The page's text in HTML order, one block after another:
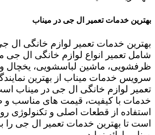
بهترین خدمات تعمیر ال جی در میناب
بهترین خدمات تعمیر لوازم خانگی ال
شامل تعمیر انواع لوازم خانگی ال جی
ظرفشویی، ماشین لباسشویی، یخچال
سرویس خدمات میناب از بهترین
تعمیر لوازم خانگی ال جی در میناب است
خدمات با کیفیت، قیمت های مناسب
استفاده از قطعات اصلی و تکنولوژی
است تا بهترین خدمات تعمیر ال جی را